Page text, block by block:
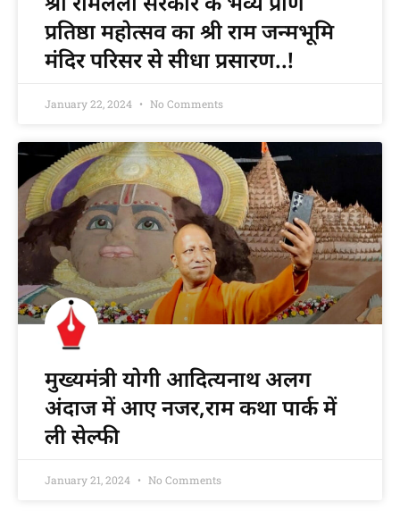
प्रतिष्ठा महोत्सव का श्री राम जन्मभूमि
मंदिर परिसर से सीधा प्रसारण..!
January 22, 2024 No Comments
मुख्यमंत्री योगी आदित्यनाथ अलग
अंदाज में आए नजर,राम कथा पार्क में
ली सेल्फी
January 21, 2024 No Comments